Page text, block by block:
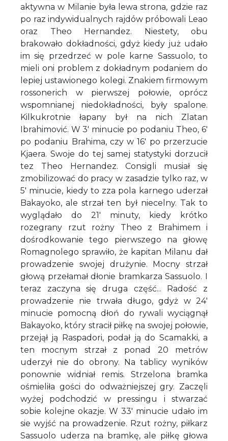
aktywna w Milanie była lewa strona, gdzie raz
po raz indywidualnych rajdów próbowali Leao
oraz Theo Hernandez. Niestety, obu
brakowało dokładności, gdyż kiedy już udało
im się przedrzeć w pole karne Sassuolo, to
mieli oni problem z dokładnym podaniem do
lepiej ustawionego kolegi. Znakiem firmowym
rossonerich w pierwszej połowie, oprócz
wspomnianej niedokładności, były spalone.
Kilkukrotnie łapany był na nich Zlatan
Ibrahimović. W 3' minucie po podaniu Theo, 6'
po podaniu Brahima, czy w 16' po przerzucie
Kjaera. Swoje do tej samej statystyki dorzucił
tez Theo Hernandez. Consigli musiał się
zmobilizować do pracy w zasadzie tylko raz, w
5' minucie, kiedy to zza pola karnego uderzał
Bakayoko, ale strzał ten był niecelny. Tak to
wyglądało do 21' minuty, kiedy krótko
rozegrany rzut rożny Theo z Brahimem i
dośrodkowanie tego pierwszego na głowę
Romagnolego sprawiło, że kapitan Milanu dał
prowadzenie swojej drużynie. Mocny strzał
głową przełamał dłonie bramkarza Sassuolo. I
teraz zaczyna się druga część... Radość z
prowadzenie nie trwała długo, gdyż w 24'
minucie pomocną dłoń do rywali wyciągnął
Bakayoko, który stracił piłkę na swojej połowie,
przejął ją Raspadori, podał ją do Scamakki, a
ten mocnym strzał z ponad 20 metrów
uderzył nie do obrony. Na tablicy wyników
ponownie widniał remis. Strzelona bramka
ośmieliła gości do odważniejszej gry. Zaczęli
wyżej podchodzić w pressingu i stwarzać
sobie kolejne okazje. W 33' minucie udało im
sie wyjść na prowadzenie. Rzut rożny, piłkarz
Sassuolo uderza na bramkę, ale piłkę głowa